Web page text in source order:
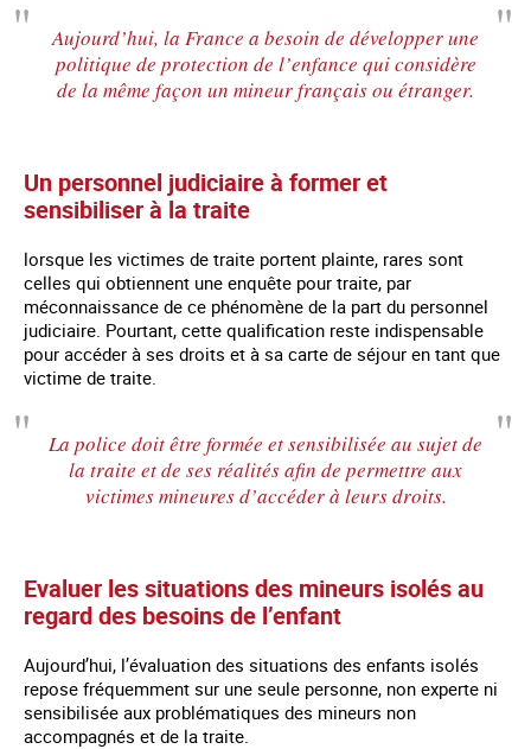
Aujourd’hui, la France a besoin de développer une
politique de protection de l’enfance qui considère
de la même façon un mineur français ou étranger.
Un personnel judiciaire à former et
sensibiliser à la traite
lorsque les victimes de traite portent plainte, rares sont
celles qui obtiennent une enquête pour traite, par
méconnaissance de ce phénomène de la part du personnel
judiciaire. Pourtant, cette qualification reste indispensable
pour accéder à ses droits et à sa carte de séjour en tant que
victime de traite.
La police doit être formée et sensibilisée au sujet de
la traite et de ses réalités afin de permettre aux
victimes mineures d’accéder à leurs droits.
Evaluer les situations des mineurs isolés au
regard des besoins de l’enfant
Aujourd’hui, l’évaluation des situations des enfants isolés
repose fréquemment sur une seule personne, non experte ni
sensibilisée aux problématiques des mineurs non
accompagnés et de la traite.